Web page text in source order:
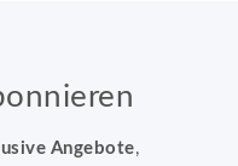
Angebote,